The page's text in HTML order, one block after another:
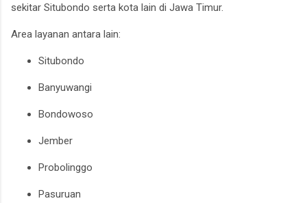
sekitar Situbondo serta kota lain di Jawa Timur.
Area layanan antara lain:
Situbondo
Banyuwangi
Bondowoso
Jember
Probolinggo
Pasuruan